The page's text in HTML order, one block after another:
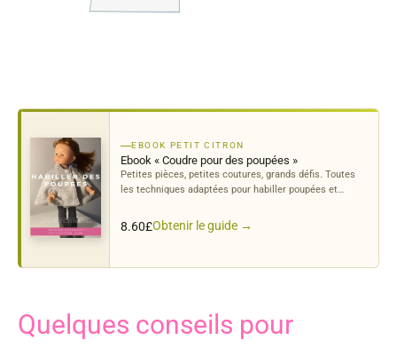
EBOOK PETIT CITRON
Ebook « Coudre pour des poupées »
Petites pièces, petites coutures, grands défis. Toutes
les techniques adaptées pour habiller poupées et
8.60£Obtenir le guide →
Quelques conseils pour